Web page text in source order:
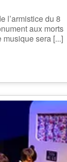
l’armistice du 8
aux morts
musique sera [...]